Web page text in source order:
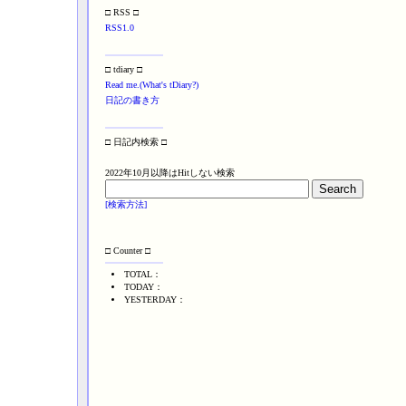
□ RSS □
RSS1.0
□ tdiary □
Read me.(What's tDiary?)
日記の書き方
□ 日記内検索 □
2022年10月以降はHitしない検索
[検索方法]
□ Counter □
TOTAL：
TODAY：
YESTERDAY：